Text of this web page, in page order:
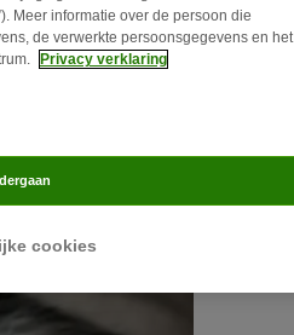
Meer informatie over de persoon die
de verwerkte persoonsgegevens en het
Privacy verklaring
cookies